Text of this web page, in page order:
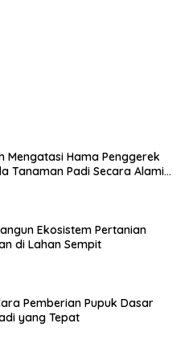
Mengatasi Hama Penggerek
Tanaman Padi Secara Alami
Ekosistem Pertanian
di Lahan Sempit
Pemberian Pupuk Dasar
yang Tepat